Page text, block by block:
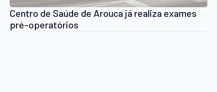
Centro de Saúde de Arouca já realiza exames
pré-operatórios